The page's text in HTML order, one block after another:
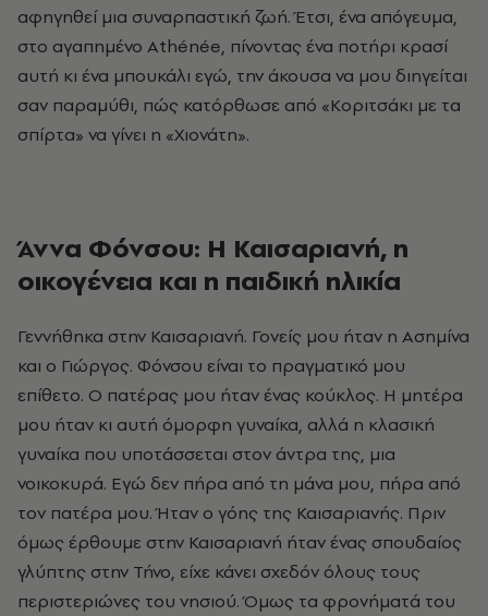
αφηγηθεί μια συναρπαστική ζωή. Έτσι, ένα απόγευμα,
στο αγαπημένο Αthénée, πίνοντας ένα ποτήρι κρασί
αυτή κι ένα μπουκάλι εγώ, την άκουσα να μου διηγείται
σαν παραμύθι, πώς κατόρθωσε από «Κοριτσάκι με τα
σπίρτα» να γίνει η «Χιονάτη».
Άννα Φόνσου: Η Καισαριανή, η
οικογένεια και η παιδική ηλικία
Γεννήθηκα στην Καισαριανή. Γονείς μου ήταν η Ασημίνα
και ο Γιώργος. Φόνσου είναι το πραγματικό μου
επίθετο. Ο πατέρας μου ήταν ένας κούκλος. Η μητέρα
μου ήταν κι αυτή όμορφη γυναίκα, αλλά η κλασική
γυναίκα που υποτάσσεται στον άντρα της, μια
νοικοκυρά. Εγώ δεν πήρα από τη μάνα μου, πήρα από
τον πατέρα μου. Ήταν ο γόης της Καισαριανής. Πριν
όμως έρθουμε στην Καισαριανή ήταν ένας σπουδαίος
γλύπτης στην Τήνο, είχε κάνει σχεδόν όλους τους
περιστεριώνες του νησιού. Όμως τα φρονήματά του